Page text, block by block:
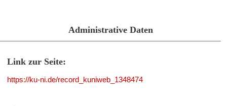
Administrative Daten
Link zur Seite:
https://ku-ni.de/record_kuniweb_1348474